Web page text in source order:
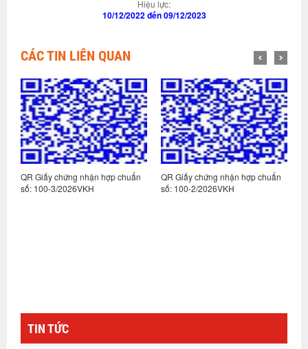
Hiệu lực:
10/12/2022 đến 09/12/2023
CÁC TIN LIÊN QUAN
QR Giấy chứng nhận hợp chuẩn
số: 100-3/2026VKH
QR Giấy chứng nhận hợp chuẩn
số: 100-2/2026VKH
TIN TỨC